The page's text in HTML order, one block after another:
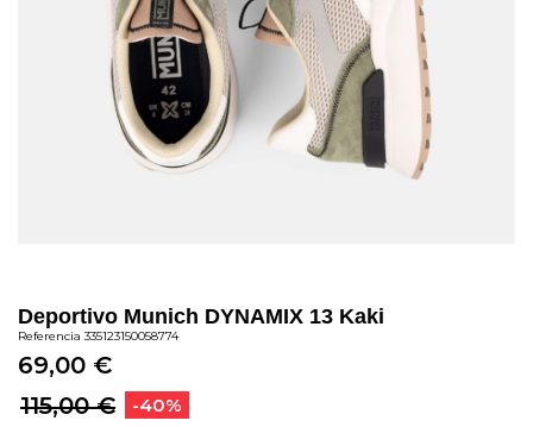
Deportivo Munich DYNAMIX 13 Kaki
Referencia 335123150058774
69,00 €
115,00 €
-40%